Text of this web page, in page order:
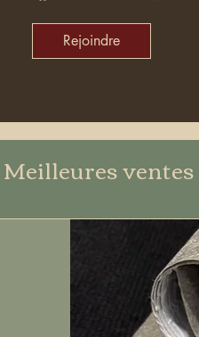
Rejoindre
Meilleures ventes